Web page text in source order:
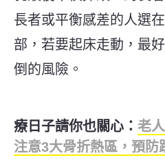
長者或平衡感差的人選
部，若要起床走動，最
倒的風險。
療日子請你也關心： 老
注意3大骨折熱區，預防